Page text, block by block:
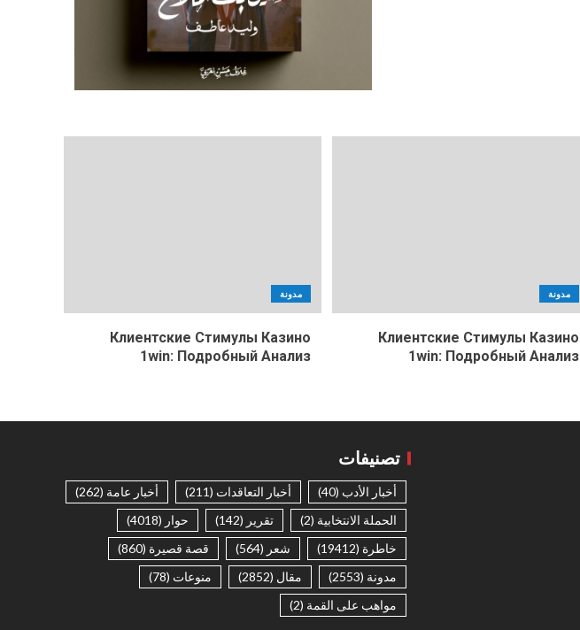
مدونة
Клиентские Стимулы Казино
1win: Подробный Анализ
مدونة
Клиентские Стимулы Казино
1win: Подробный Анализ
تصنيفات
أخبار الأدب (40) أخبار التعاقدات (211) أخبار عامة (262)
الحملة الانتخابية (2) تقرير (142) حوار (4018)
خاطرة (19412) شعر (564) قصة قصيرة (860)
مدونة (2553) مقال (2852) منوعات (78)
مواهب على القمة (2)